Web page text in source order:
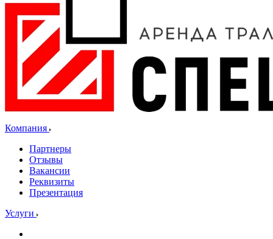
Компания
Партнеры
Отзывы
Вакансии
Реквизиты
Презентация
Услуги